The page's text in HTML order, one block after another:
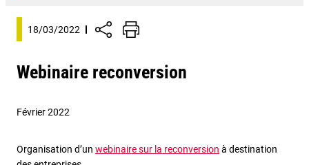
18/03/2022
Webinaire reconversion
Février 2022
Organisation d’un webinaire sur la reconversion à destination